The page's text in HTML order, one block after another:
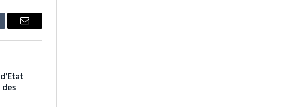
Email
des